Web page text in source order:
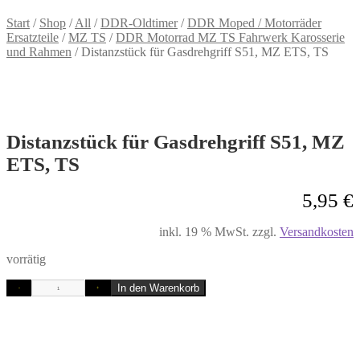
Start / Shop /All /DDR-Oldtimer/DDR Moped / Motorräder
Ersatzteile /MZ TS /DDR Motorrad MZ TS Fahrwerk Karosserie
und Rahmen /Distanzstück für Gasdrehgriff S51, MZ ETS, TS
Distanzstück für Gasdrehgriff S51, MZ
ETS, TS
5,95 €
inkl. 19 % MwSt. zzgl. Versandkosten
vorrätig
- + In den Warenkorb